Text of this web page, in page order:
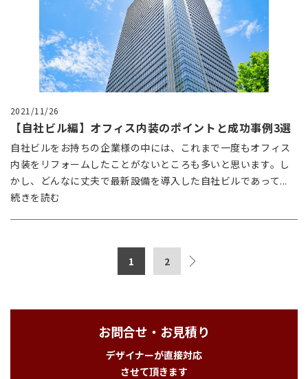
2021/11/26
【自社ビル編】オフィス内装のポイントと成功事例3選
自社ビルをお持ちの企業様の中には、これまで一度もオフィス
内装をリフォームしたことがないところも多いと思います。し
かし、どんなに丈夫で最新設備を導入した自社ビルであって...
続きを読む
1 2
お問合せ・お見積り
デザイナーが直接対応
させて頂きます